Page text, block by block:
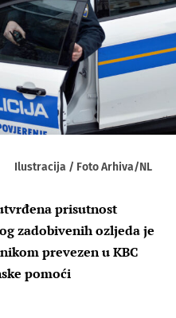
Ilustracija / Foto Arhiva/NL
prisutnost
zadobivenih ozljeda je
prevezen u KBC
pomoći